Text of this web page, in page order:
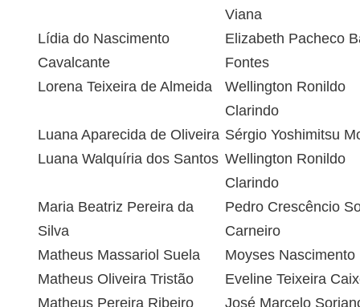
Viana
Lídia do Nascimento
Cavalcante
Elizabeth Pacheco
Fontes
Lorena Teixeira de Almeida
Wellington Ronildo
Clarindo
Luana Aparecida de Oliveira Sérgio Yoshimitsu
Luana Walquíria dos Santos Wellington Ronildo
Clarindo
Maria Beatriz Pereira da
Silva
Pedro Crescêncio
Carneiro
Matheus Massariol Suela
Moyses Nascimento
Matheus Oliveira Tristão
Eveline Teixeira
Matheus Pereira Ribeiro
José Marcelo